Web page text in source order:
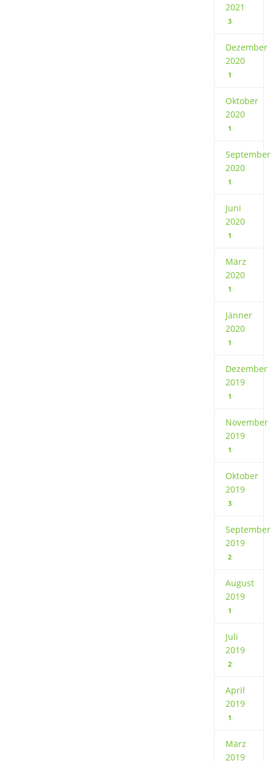
2021
3
Dezember
2020
1
Oktober
2020
1
September
2020
1
Juni
2020
1
März
2020
1
Jänner
2020
1
Dezember
2019
1
November
2019
1
Oktober
2019
3
September
2019
2
August
2019
1
Juli
2019
2
April
2019
1
März
2019